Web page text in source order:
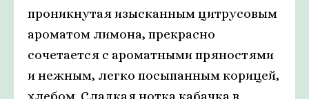
проникнутая изысканным цитрусовым
ароматом лимона, прекрасно
сочетается с ароматными пряностями
и нежным, легко посыпанным корицей,